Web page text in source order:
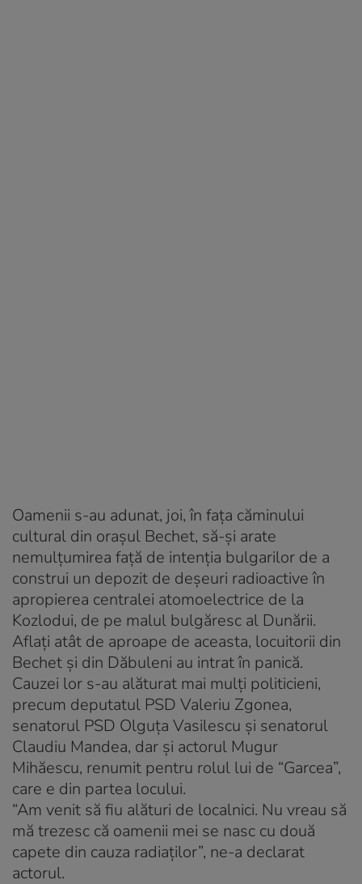
Oamenii s-au adunat, joi, în faţa căminului
cultural din oraşul Bechet, să-şi arate
nemulţumirea faţă de intenţia bulgarilor de a
construi un depozit de deşeuri radioactive în
apropierea centralei atomoelectrice de la
Kozlodui, de pe malul bulgăresc al Dunării.
Aflaţi atât de aproape de aceasta, locuitorii din
Bechet şi din Dăbuleni au intrat în panică.
Cauzei lor s-au alăturat mai mulţi politicieni,
precum deputatul PSD Valeriu Zgonea,
senatorul PSD Olguţa Vasilescu şi senatorul
Claudiu Mandea, dar şi actorul Mugur
Mihăescu, renumit pentru rolul lui de “Garcea”,
care e din partea locului.
“Am venit să fiu alături de localnici. Nu vreau să
mă trezesc că oamenii mei se nasc cu două
capete din cauza radiaţilor”, ne-a declarat
actorul.